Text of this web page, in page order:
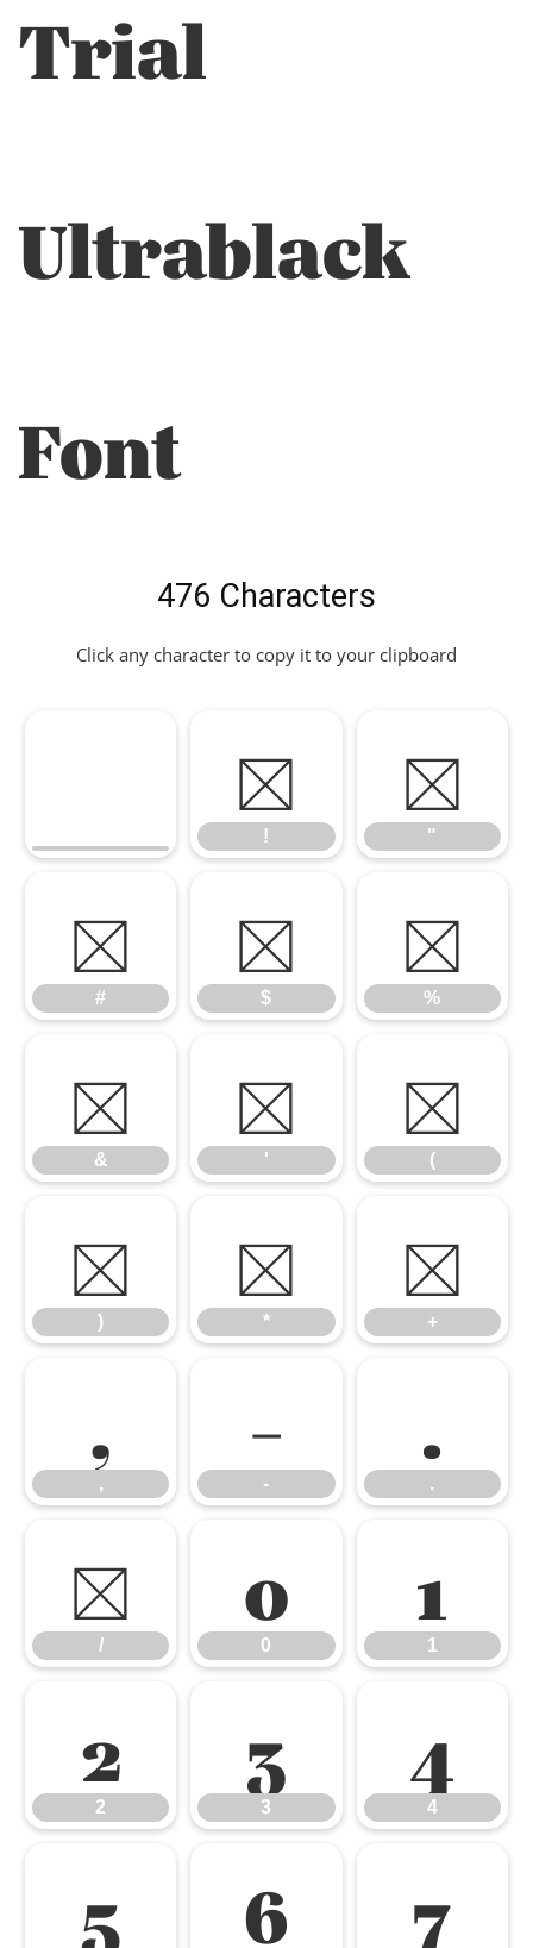
Trial
Ultrablack
Font
476 Characters
Click any character to copy it to your clipboard
!
!
"
"
#
#
$
$
%
%
&
&
'
'
(
(
)
)
*
*
+
+
, - .
/
/
0
0
1
1
2
2
3
3
4
4
5 6 7